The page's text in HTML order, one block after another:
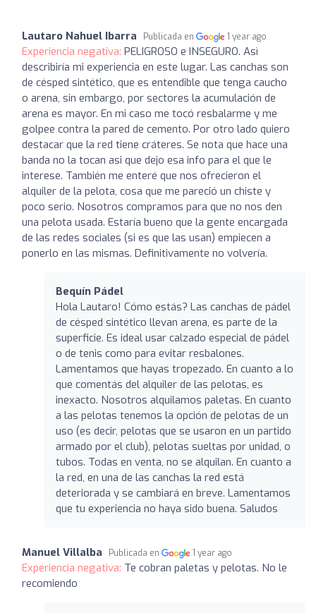
Lautaro Nahuel Ibarra Publicada en 1 year ago
Experiencia negativa: PELIGROSO e INSEGURO. Asì
describiría mi experiencia en este lugar. Las canchas son
de césped sintético, que es entendible que tenga caucho
o arena, sin embargo, por sectores la acumulación de
arena es mayor. En mi caso me tocó resbalarme y me
golpee contra la pared de cemento. Por otro lado quiero
destacar que la red tiene cráteres. Se nota que hace una
banda no la tocan asi que dejo esa info para el que le
interese. También me enteré que nos ofrecieron el
alquiler de la pelota, cosa que me pareció un chiste y
poco serio. Nosotros compramos para que no nos den
una pelota usada. Estaría bueno que la gente encargada
de las redes sociales (si es que las usan) empiecen a
ponerlo en las mismas. Definitivamente no volvería.
Bequín Pádel
Hola Lautaro! Cómo estás? Las canchas de pádel
de césped sintético llevan arena, es parte de la
superficie. Es ideal usar calzado especial de pádel
o de tenis como para evitar resbalones.
Lamentamos que hayas tropezado. En cuanto a lo
que comentás del alquiler de las pelotas, es
inexacto. Nosotros alquilamos paletas. En cuanto
a las pelotas tenemos la opción de pelotas de un
uso (es decir, pelotas que se usaron en un partido
armado por el club), pelotas sueltas por unidad, o
tubos. Todas en venta, no se alquilan. En cuanto a
la red, en una de las canchas la red está
deteriorada y se cambiará en breve. Lamentamos
que tu experiencia no haya sido buena. Saludos
Manuel Villalba Publicada en 1 year ago
Experiencia negativa: Te cobran paletas y pelotas. No le
recomiendo